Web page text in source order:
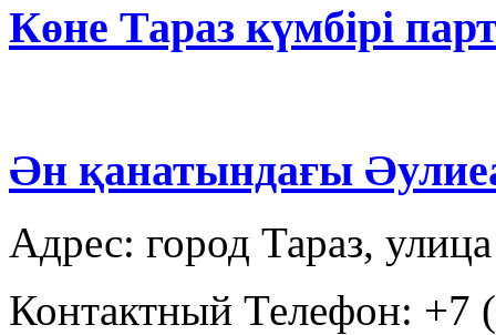
Көне Тараз күмбірі
Ән қанатындағы
Адрес: город Тараз,
Контактный Телефон: +7